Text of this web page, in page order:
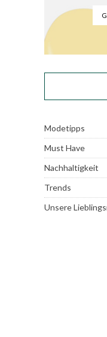
Modetipps
Must Have
Nachhaltigkeit
Trends
Unsere